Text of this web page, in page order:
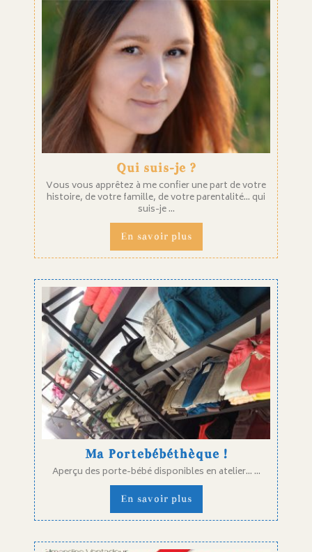
Qui suis-je ?
Vous vous apprêtez à me confier une part de votre
histoire, de votre famille, de votre parentalité... qui
suis-je ...
En savoir plus
Ma Portebébéthèque !
Aperçu des porte-bébé disponibles en atelier... ...
En savoir plus